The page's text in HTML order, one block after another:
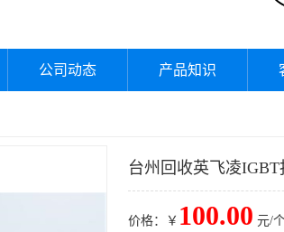
公司动态 产品知识
台州回收英飞凌
价格：￥ 100.00 元/